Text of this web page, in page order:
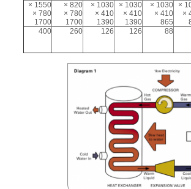
1030 ×
410 ×
1030 ×
410 ×
865
1030 ×
410 ×
1390
1030 ×
410 ×
1390
820 ×
780 ×
1700
1550 ×
780 ×
1700
88
126
126
260
400